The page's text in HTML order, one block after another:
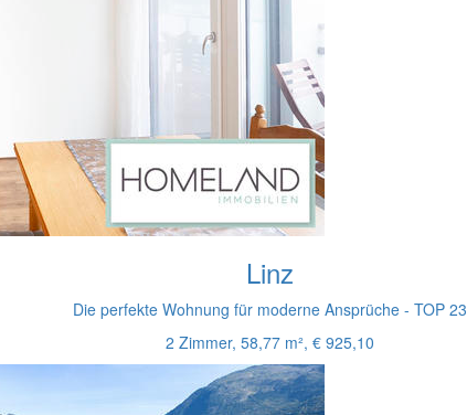
Linz
Die perfekte Wohnung für moderne Ansprüche - TOP 23
2 Zimmer, 58,77 m², € 925,10